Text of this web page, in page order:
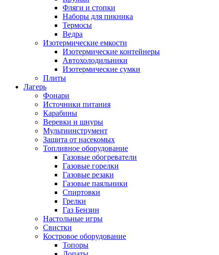
Фляги и стопки
Наборы для пикника
Термосы
Ведра
Изотермические емкости
Изотермические контейнеры
Автохолодильники
Изотермические сумки
Плиты
Лагерь
Фонари
Источники питания
Карабины
Веревки и шнуры
Мультиинструмент
Защита от насекомых
Топливное оборудование
Газовые обогреватели
Газовые горелки
Газовые резаки
Газовые паяльники
Спиртовки
Грелки
Газ Бензин
Настольные игры
Свистки
Костровое оборудование
Топоры